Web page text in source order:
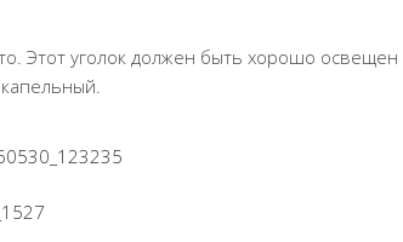
Этот уголок должен быть хорошо